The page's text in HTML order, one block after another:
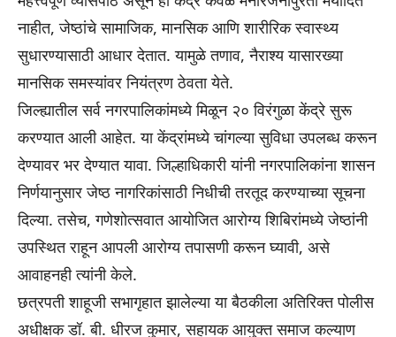
नाहीत, जेष्ठांचे सामाजिक, मानसिक आणि शारीरिक स्वास्थ्य
सुधारण्यासाठी आधार देतात. यामुळे तणाव, नैराश्य यासारख्या
मानसिक समस्यांवर नियंत्रण ठेवता येते.
जिल्ह्यातील सर्व नगरपालिकांमध्ये मिळून २० विरंगुळा केंद्रे सुरू
करण्यात आली आहेत. या केंद्रांमध्ये चांगल्या सुविधा उपलब्ध करून
देण्यावर भर देण्यात यावा. जिल्हाधिकारी यांनी नगरपालिकांना शासन
निर्णयानुसार जेष्ठ नागरिकांसाठी निधीची तरतूद करण्याच्या सूचना
दिल्या. तसेच, गणेशोत्सवात आयोजित आरोग्य शिबिरांमध्ये जेष्ठांनी
उपस्थित राहून आपली आरोग्य तपासणी करून घ्यावी, असे
आवाहनही त्यांनी केले.
छत्रपती शाहूजी सभागृहात झालेल्या या बैठकीला अतिरिक्त पोलीस
अधीक्षक डॉ. बी. धीरज कुमार, सहायक आयुक्त समाज कल्याण